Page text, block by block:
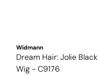
Widmann
Dream Hair: Jolie Black
Wig - C9176